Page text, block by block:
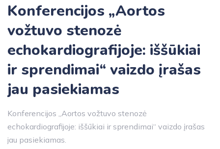
Konferencijos „Aortos
vožtuvo stenozė
echokardiografijoje: iššūkiai
ir sprendimai“ vaizdo įrašas
jau pasiekiamas
Konferencijos „Aortos vožtuvo stenozė
echokardiografijoje: iššūkiai ir sprendimai“ vaizdo įrašas
jau pasiekiamas.